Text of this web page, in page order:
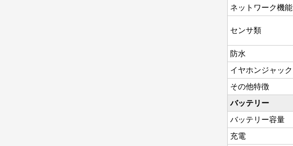
ネットワーク機能
センサ類
防水
イヤホンジャック
その他特徴
バッテリー
バッテリー容量
充電